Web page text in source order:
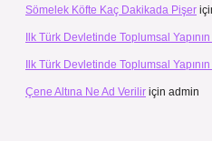
Sömelek Köfte Kaç Dakikada Pişer
Ilk Türk Devletinde Toplumsal
Ilk Türk Devletinde Toplumsal
Çene Altına Ne Ad Verilir için admin